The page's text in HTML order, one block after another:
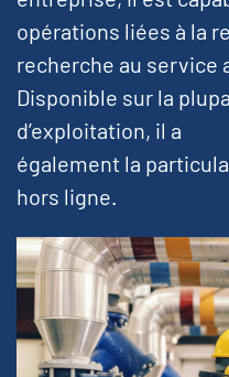
opérations liées à la
recherche au service
Disponible sur la
d’exploitation, il a
également la
hors ligne.